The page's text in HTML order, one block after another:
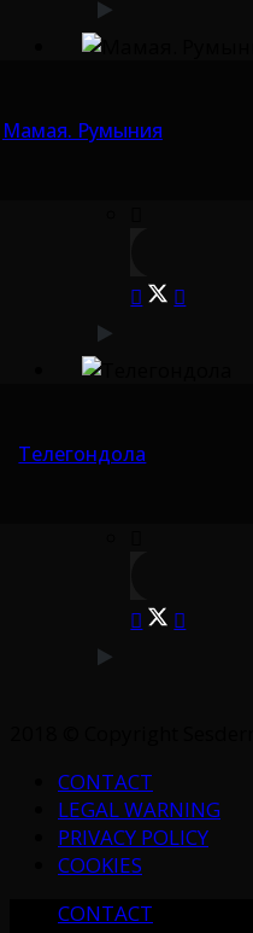
Мамая. Румыния
Телегондола
CONTACT
LEGAL WARNING
PRIVACY POLICY
COOKIES
CONTACT